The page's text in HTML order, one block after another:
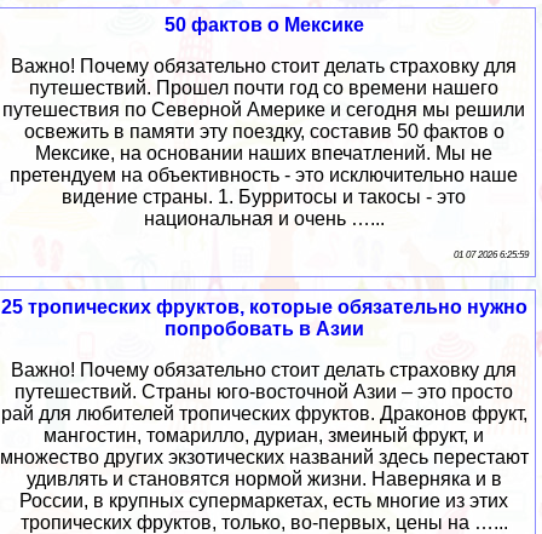
50 фактов о Мексике
Важно! Почему обязательно стоит делать страховку для
путешествий. Прошел почти год со времени нашего
путешествия по Северной Америке и сегодня мы решили
освежить в памяти эту поездку, составив 50 фактов о
Мексике, на основании наших впечатлений. Мы не
претендуем на объективность - это исключительно наше
видение страны. 1. Бурритосы и такосы - это
национальная и очень …...
01 07 2026 6:25:59
25 тропических фруктов, которые обязательно нужно
попробовать в Азии
Важно! Почему обязательно стоит делать страховку для
путешествий. Страны юго-восточной Азии – это просто
рай для любителей тропических фруктов. Драконов фрукт,
мангостин, томарилло, дуриан, змеиный фрукт, и
множество других экзотических названий здесь перестают
удивлять и становятся нормой жизни. Наверняка и в
России, в крупных супермаркетах, есть многие из этих
тропических фруктов, только, во-первых, цены на …...